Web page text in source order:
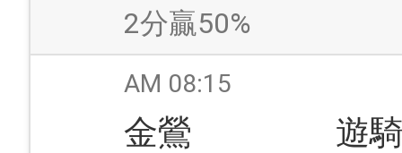
2分贏50%
AM 08:15
金鶯
遊